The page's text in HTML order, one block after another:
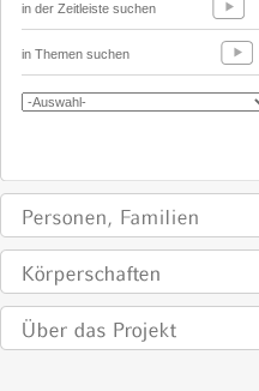
in der Zeitleiste suchen
in Themen suchen